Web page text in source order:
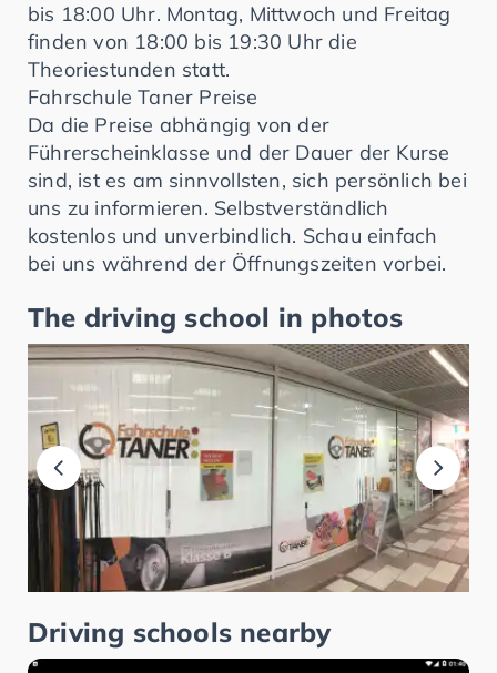
bis 18:00 Uhr. Montag, Mittwoch und Freitag
finden von 18:00 bis 19:30 Uhr die
Theoriestunden statt.
Fahrschule Taner Preise
Da die Preise abhängig von der
Führerscheinklasse und der Dauer der Kurse
sind, ist es am sinnvollsten, sich persönlich bei
uns zu informieren. Selbstverständlich
kostenlos und unverbindlich. Schau einfach
bei uns während der Öffnungszeiten vorbei.
The driving school in photos
Driving schools nearby